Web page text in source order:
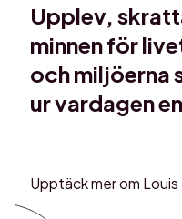
Upplev,
minnen för
och miljöerna
ur vardagen
Upptäck mer om